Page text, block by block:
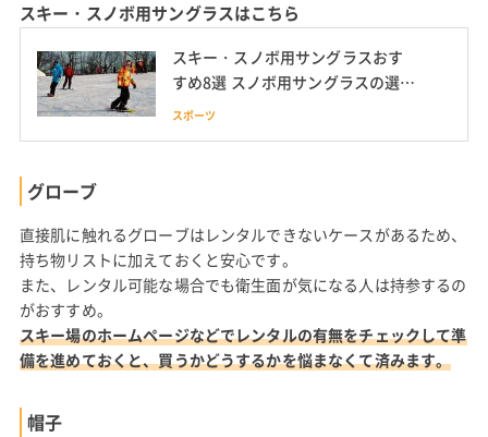
スキー・スノボ用サングラスはこちら
スキー・スノボ用サングラスおす
すめ8選 スノボ用サングラスの選び
方も紹介
スポーツ
グローブ
直接肌に触れるグローブはレンタルできないケースがあるため、
持ち物リストに加えておくと安心です。
また、レンタル可能な場合でも衛生面が気になる人は持参するの
がおすすめ。
スキー場のホームページなどでレンタルの有無をチェックして準
備を進めておくと、買うかどうするかを悩まなくて済みます。
帽子